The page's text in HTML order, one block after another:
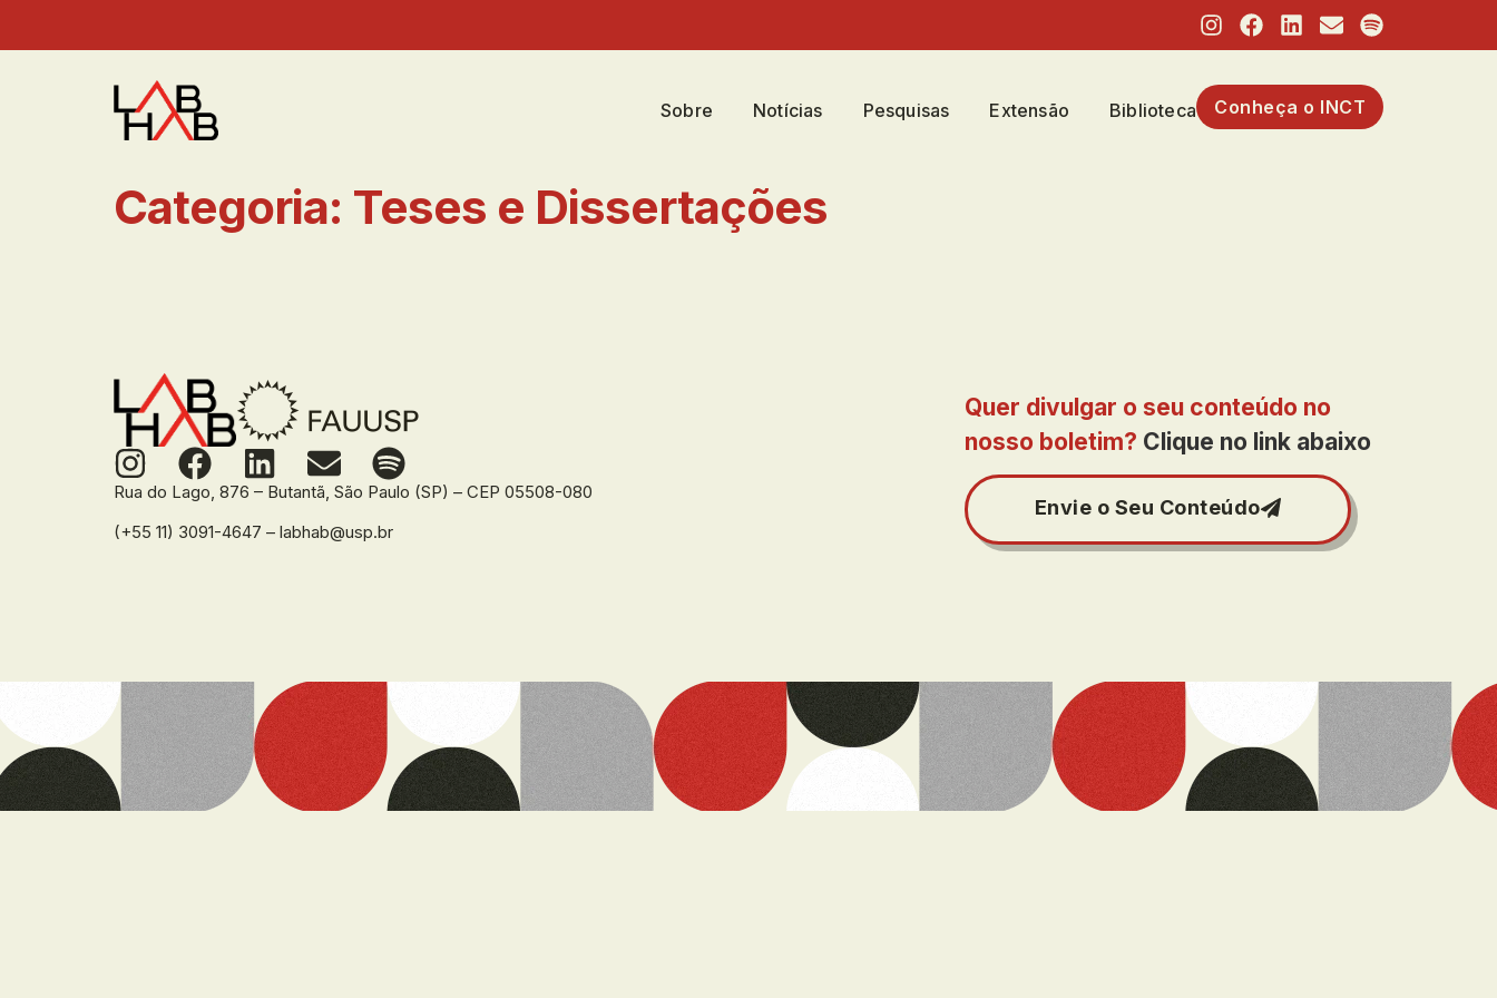
Sobre Notícias Pesquisas Extensão Biblioteca Conheça o INCT
Categoria: Teses e Dissertações
Rua do Lago, 876 – Butantã, São Paulo (SP) – CEP 05508-080
(+55 11) 3091-4647 – labhab@usp.br
Quer divulgar o seu conteúdo no
nosso boletim? Clique no link abaixo
Envie o Seu Conteúdo